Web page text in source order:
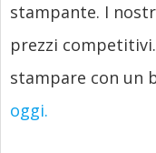
stampante. I
prezzi
stampare con un
oggi.